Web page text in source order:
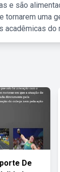
e são
uma
do
De